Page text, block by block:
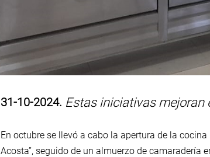
31-10-2024. Estas iniciativas mejoran
En octubre se llevó a cabo la apertura de la
Acosta”, seguido de un almuerzo de camaradería